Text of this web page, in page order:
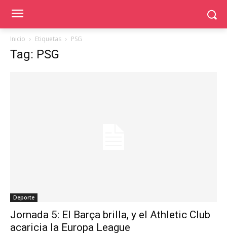
Inicio Etiquetas PSG
Tag: PSG
Deporte
Jornada 5: El Barça brilla, y el Athletic Club
acaricia la Europa League